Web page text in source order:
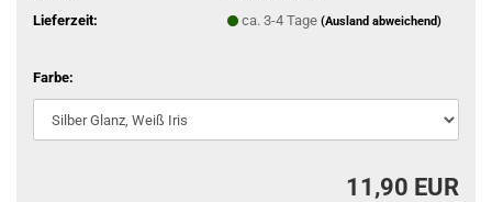
Lieferzeit:
ca. 3-4 Tage (Ausland abweichend)
Farbe:
11,90 EUR